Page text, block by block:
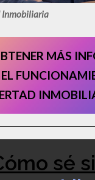
Inmobiliaria
MÁS
EL
sé